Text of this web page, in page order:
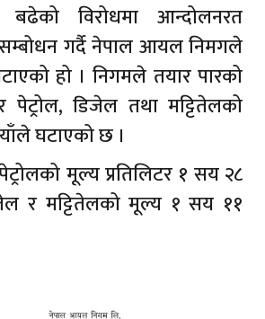
विरोधमा आन्दोलनरत
सम्बोधन गर्दै नेपाल आयल निमगले
हो । निगमले तयार पारको
पेट्रोल, डिजेल तथा मट्टितेलको
घटाएको छ ।
मूल्य प्रतिलिटर १ सय २८
र मट्टितेलको मूल्य १ सय ११